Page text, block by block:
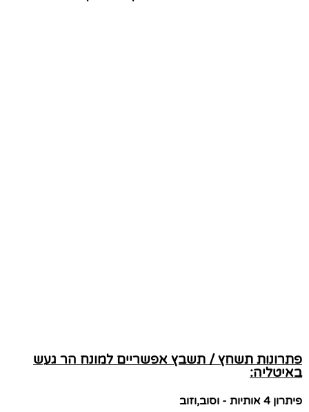
פתרונות תשחץ / תשבץ אפשריים למונח הר געש
באיטליה:
פיתרון 4 אותיות - וסוב,וזוב